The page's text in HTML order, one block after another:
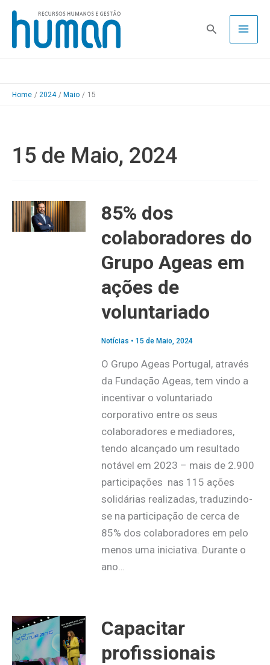
Skip
content
Pesquisa
Home 2024 Maio 15
15 de Maio, 2024
85% dos
colaboradores do
Grupo Ageas em
ações de
voluntariado
Notícias • 15 de Maio, 2024
O Grupo Ageas Portugal, através
da Fundação Ageas, tem vindo a
incentivar o voluntariado
corporativo entre os seus
colaboradores e mediadores,
tendo alcançado um resultado
notável em 2023 – mais de 2.900
participações nas 115 ações
solidárias realizadas, traduzindo-
se na participação de cerca de
85% dos colaboradores em pelo
menos uma iniciativa. Durante o
ano…
Capacitar
profissionais